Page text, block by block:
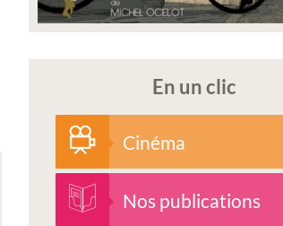
En un clic
Cinéma
Nos publications